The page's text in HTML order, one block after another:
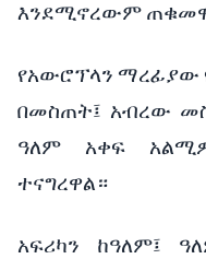
እንደሚኖረውም
የአውሮፕላን ማረፊያው
በመስጠት፤ አብረው
ዓለም
አቀፍ
ተናግረዋል።
አፍሪካን ከዓለም፤